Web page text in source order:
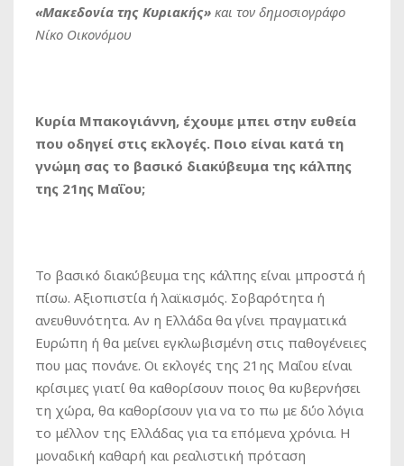
«Μακεδονία της Κυριακής» και τον δημοσιογράφο
Νίκο Οικονόμου
Κυρία Μπακογιάννη, έχουμε μπει στην ευθεία
που οδηγεί στις εκλογές. Ποιο είναι κατά τη
γνώμη σας το βασικό διακύβευμα της κάλπης
της 21ης Μαΐου;
Το βασικό διακύβευμα της κάλπης είναι μπροστά ή
πίσω. Αξιοπιστία ή λαϊκισμός. Σοβαρότητα ή
ανευθυνότητα. Αν η Ελλάδα θα γίνει πραγματικά
Ευρώπη ή θα μείνει εγκλωβισμένη στις παθογένειες
που μας πονάνε. Οι εκλογές της 21ης Μαΐου είναι
κρίσιμες γιατί θα καθορίσουν ποιος θα κυβερνήσει
τη χώρα, θα καθορίσουν για να το πω με δύο λόγια
το μέλλον της Ελλάδας για τα επόμενα χρόνια. Η
μοναδική καθαρή και ρεαλιστική πρόταση